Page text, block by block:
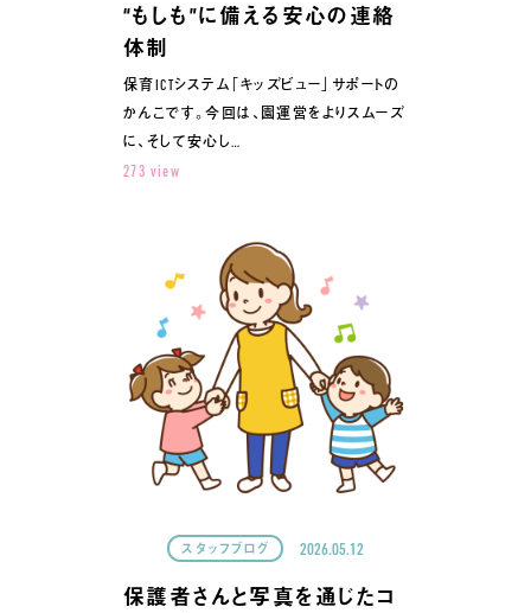
“もしも”に備える安心の連絡
体制
保育ICTシステム「キッズビュー」サポートの
かんこです。今回は、園運営をよりスムーズ
に、そして安心し…
273 view
スタッフブログ 2026.05.12
保護者さんと写真を通じたコ